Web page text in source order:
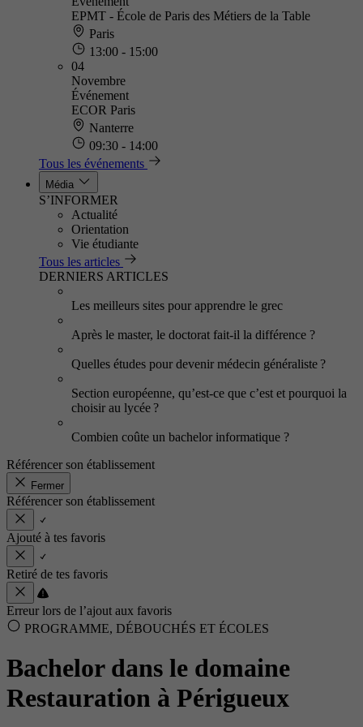
EPMT - École de Paris des Métiers de la Table
Paris
13:00 - 15:00
04
Novembre
Événement
ECOR Paris
Nanterre
09:30 - 14:00
Tous les événements
Média
S’INFORMER
Actualité
Orientation
Vie étudiante
Tous les articles
DERNIERS ARTICLES
Les meilleurs sites pour apprendre le grec
Après le master, le doctorat fait-il la différence ?
Quelles études pour devenir médecin généraliste ?
Section européenne, qu’est-ce que c’est et pourquoi la
choisir au lycée ?
Combien coûte un bachelor informatique ?
Référencer son établissement
Fermer
Référencer son établissement
Ajouté à tes favoris
Retiré de tes favoris
Erreur lors de l’ajout aux favoris
PROGRAMME, DÉBOUCHÉS ET ÉCOLES
Bachelor dans le domaine
Restauration à Périgueux